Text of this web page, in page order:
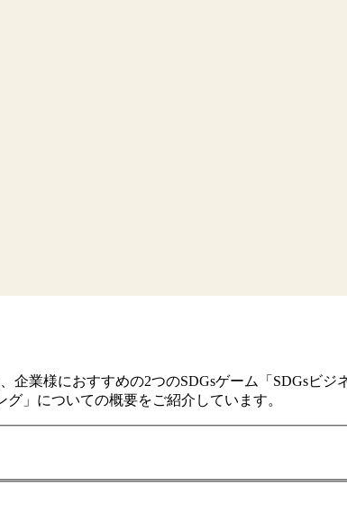
業様におすすめの2つのSDGsゲーム「SDGsビジ
グ」についての概要をご紹介しています。